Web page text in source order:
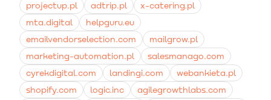
projectup.pl
adtrip.pl
x-catering.pl
mta.digital
helpguru.eu
emailvendorselection.com
mailgrow.pl
marketing-automation.pl
salesmanago.com
cyrekdigital.com
landingi.com
webankieta.pl
shopify.com
logic.inc
agilegrowthlabs.com